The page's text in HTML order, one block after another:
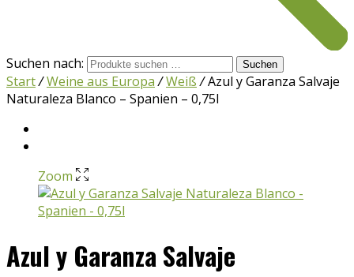
Suchen nach: Suchen
Start/Weine aus Europa /Weiß /Azul y Garanza Salvaje
Naturaleza Blanco – Spanien – 0,75l
Zoom
Azul y Garanza Salvaje